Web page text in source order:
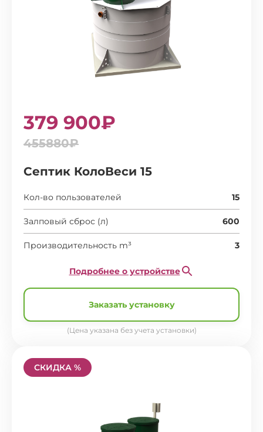
379 900₽
455880₽
Септик КолоВеси 15
Кол-во пользователей 15
Залповый сброс (л) 600
Производительность m³ 3
Подробнее о устройстве
Заказать установку
(Цена указана без учета установки)
СКИДКА %